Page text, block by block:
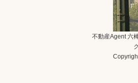
不動産Agent 六